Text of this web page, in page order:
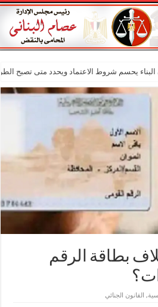
يحسم شروط الاعتماد ويحدد متى تصبح
بطاقة الرقم
, القانون الجنائي